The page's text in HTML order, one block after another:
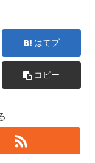
はてブ
コピー